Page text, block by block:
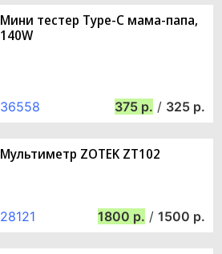
Мини тестер Type-C мама-папа,
140W
36558 375 / 325
Мультиметр ZOTEK ZT102
28121 1800 / 1500